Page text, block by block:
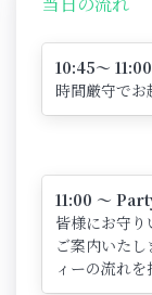
10:45～
時間厳守でお
11:00 ～
皆様にお守
ご案内いた
ィーの流れを